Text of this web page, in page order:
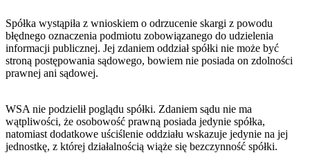
Spółka wystąpiła z wnioskiem o odrzucenie skargi z powodu
błędnego oznaczenia podmiotu zobowiązanego do udzielenia
informacji publicznej. Jej zdaniem oddział spółki nie może być
stroną postępowania sądowego, bowiem nie posiada on zdolności
prawnej ani sądowej.
WSA nie podzielił poglądu spółki. Zdaniem sądu nie ma
wątpliwości, że osobowość prawną posiada jedynie spółka,
natomiast dodatkowe uściślenie oddziału wskazuje jedynie na jej
jednostkę, z której działalnością wiąże się bezczynność spółki.